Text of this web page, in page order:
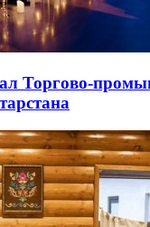
Торгово-